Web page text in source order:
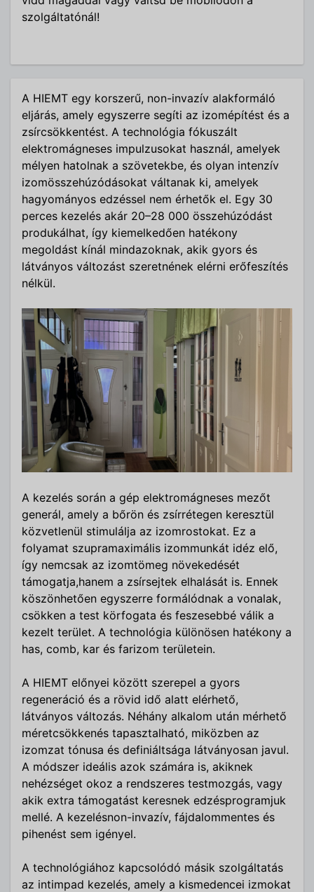
szolgáltatónál!
A HIEMT egy korszerű, non-invazív alakformáló
eljárás, amely egyszerre segíti az izomépítést és a
zsírcsökkentést. A technológia fókuszált
elektromágneses impulzusokat használ, amelyek
mélyen hatolnak a szövetekbe, és olyan intenzív
izomösszehúzódásokat váltanak ki, amelyek
hagyományos edzéssel nem érhetők el. Egy 30
perces kezelés akár 20–28 000 összehúzódást
produkálhat, így kiemelkedően hatékony
megoldást kínál mindazoknak, akik gyors és
látványos változást szeretnének elérni erőfeszítés
nélkül.
A kezelés során a gép elektromágneses mezőt
generál, amely a bőrön és zsírrétegen keresztül
közvetlenül stimulálja az izomrostokat. Ez a
folyamat szupramaximális izommunkát idéz elő,
így nemcsak az izomtömeg növekedését
támogatja,hanem a zsírsejtek elhalását is. Ennek
köszönhetően egyszerre formálódnak a vonalak,
csökken a test körfogata és feszesebbé válik a
kezelt terület. A technológia különösen hatékony a
has, comb, kar és farizom területein.
A HIEMT előnyei között szerepel a gyors
regeneráció és a rövid idő alatt elérhető,
látványos változás. Néhány alkalom után mérhető
méretcsökkenés tapasztalható, miközben az
izomzat tónusa és definiáltsága látványosan javul.
A módszer ideális azok számára is, akiknek
nehézséget okoz a rendszeres testmozgás, vagy
akik extra támogatást keresnek edzésprogramjuk
mellé. A kezelésnon-invazív, fájdalommentes és
pihenést sem igényel.
A technológiához kapcsolódó másik szolgáltatás
az intimpad kezelés, amely a kismedencei izmokat